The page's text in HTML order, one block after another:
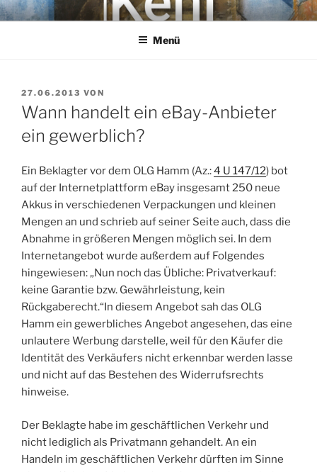
Zum
InhaltKEHL
Rechtsanwaltsgesellschaft mbH
Menü
VERÖFFENTLICHT
AM
27.06.2013 VON
Wann handelt ein eBay-Anbieter
ein gewerblich?
Ein Beklagter vor dem OLG Hamm (Az.:4 U 147/12) bot
auf der Internetplattform eBay insgesamt 250 neue
Akkus in verschiedenen Verpackungen und kleinen
Mengen an und schrieb auf seiner Seite auch, dass die
Abnahme in größeren Mengen möglich sei. In dem
Internetangebot wurde außerdem auf Folgendes
hingewiesen: „Nun noch das Übliche: Privatverkauf:
keine Garantie bzw. Gewährleistung, kein
Rückgaberecht.“In diesem Angebot sah das OLG
Hamm ein gewerbliches Angebot angesehen, das eine
unlautere Werbung darstelle, weil für den Käufer die
Identität des Verkäufers nicht erkennbar werden lasse
und nicht auf das Bestehen des Widerrufsrechts
hinweise.
Der Beklagte habe im geschäftlichen Verkehr und
nicht lediglich als Privatmann gehandelt. An ein
Handeln im geschäftlichen Verkehr dürften im Sinne